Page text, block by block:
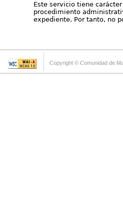
Este servicio tiene
procedimiento
expediente. Por tanto, no
Copyright © Comunidad de